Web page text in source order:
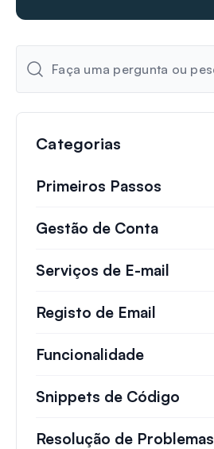
Categorias
Primeiros Passos
Gestão de Conta
Serviços de E-mail
Registo de Email
Funcionalidade
Snippets de Código
Resolução de Problemas